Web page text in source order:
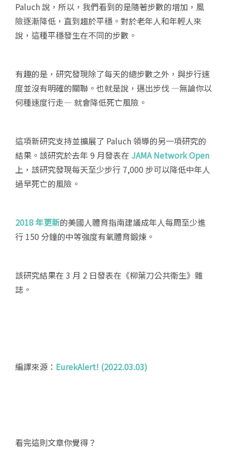
Paluch 說，所以，我們看到的是隨著步數的增加，風
險逐漸降低，直到趨於平穩。對於老年人和年輕人來
說，這種平穩發生在不同的步數。
有趣的是，研究發現除了每天的總步數之外，與步行速
度並沒有明確的關聯。也就是說，邁出步伐 —無論你以
何種速度行走— 就會降低死亡風險。
這項新研究支持並擴展了 Paluch 領導的另一項研究的
結果。該研究於去年 9 月發表在 JAMA Network Open
上，該研究發現每天至少步行 7,000 步可以降低中年人
過早死亡的風險。
2018 年更新的美國人體育指南建議成年人每周至少進
行 150 分鐘的中等強度有氧體育鍛煉。
該研究結果在 3 月 2 日發表在《柳葉刀公共衛生》雜
誌。
編譯來源： EurekAlert! (2022.03.03)
看完這則文章你覺得？